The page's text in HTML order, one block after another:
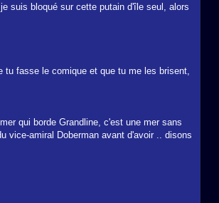
suis bloqué sur cette putain d'île seul, alors
fasse le comique et que tu me les brisent,
qui borde Grandline, c'est une mer sans
vice-amiral Doberman avant d'avoir .. disons